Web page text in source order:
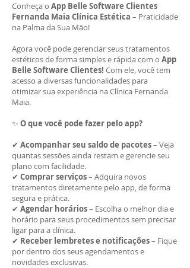
Conheça o App Belle Software Clientes
Fernanda Maia Clínica Estética – Praticidade
na Palma da Sua Mão!
Agora você pode gerenciar seus tratamentos
estéticos de forma simples e rápida com o App
Belle Software Clientes! Com ele, você tem
acesso a diversas funcionalidades para
otimizar sua experiência na Clínica Fernanda
Maia.
✨ O que você pode fazer pelo app?
✔ Acompanhar seu saldo de pacotes– Veja
quantas sessões ainda restam e gerencie seu
plano com facilidade.
✔ Comprar serviços– Adquira novos
tratamentos diretamente pelo app, de forma
segura e prática.
✔ Agendar horários– Escolha o melhor dia e
horário para seus procedimentos sem precisar
ligar para a clínica.
✔ Receber lembretes e notificações– Fique
por dentro dos seus agendamentos e
novidades exclusivas.